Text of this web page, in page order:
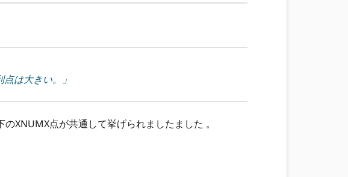
は大きい。」
XNUMX点が共通して挙げられましたました 。